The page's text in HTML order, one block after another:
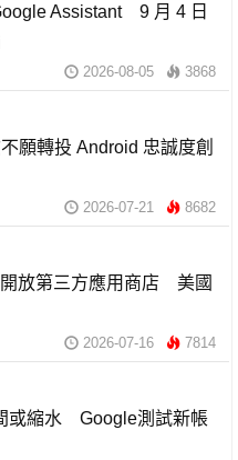
Assistant 9 月 4 日
2026-08-05 3868
願轉投 Android 忠誠度創
2026-07-21 8682
放第三方應用商店 美國
2026-07-16 7814
或縮水 Google測試新帳